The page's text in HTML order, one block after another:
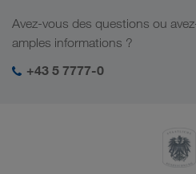
Management SHEQ
Avez-vous des questions ou
amples informations ?
+43 5 7777-0